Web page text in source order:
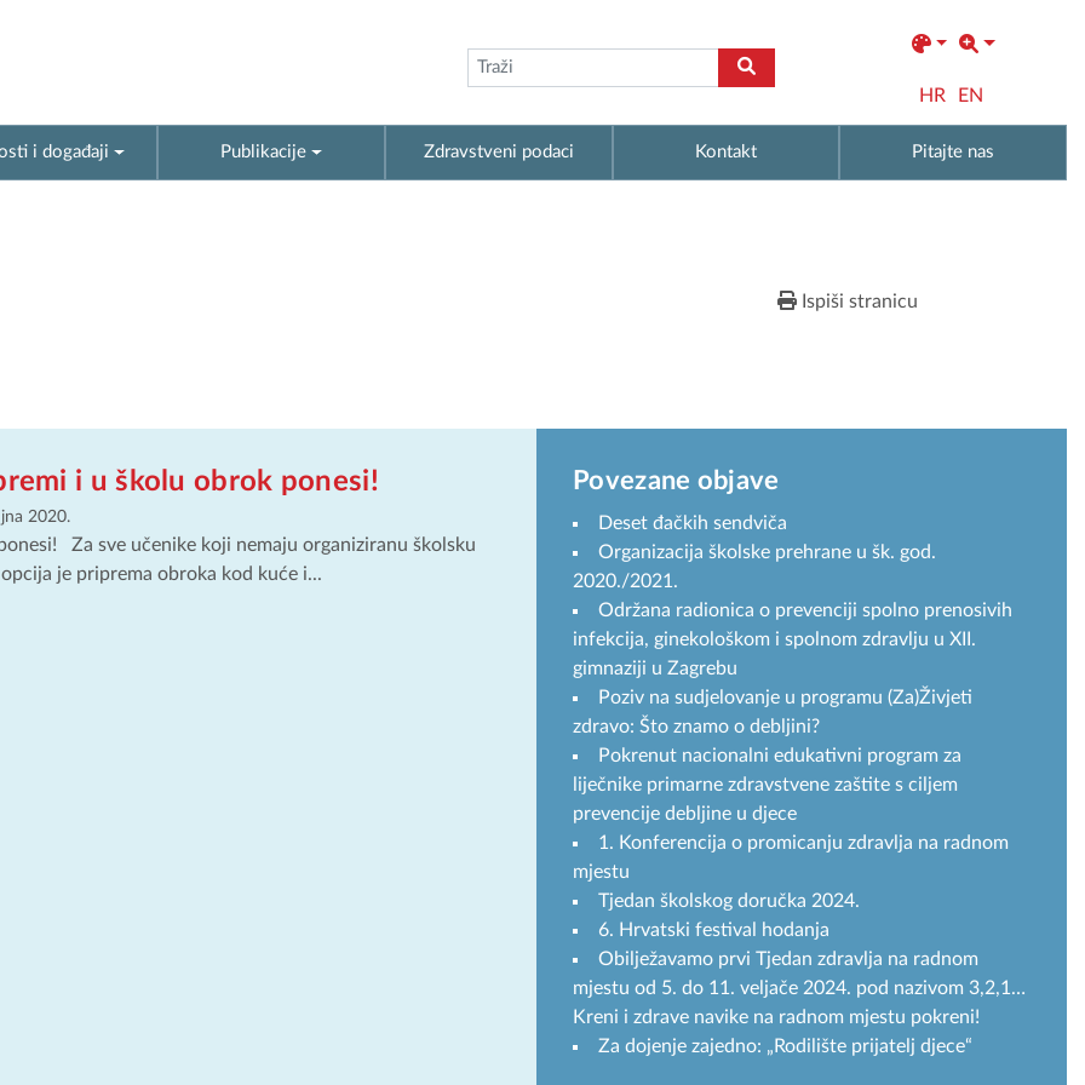
HR EN
i događaji Publikacije Zdravstveni podaci Kontakt Pitajte nas
Ispiši stranicu
i u školu obrok ponesi!
2020.
Za sve učenike koji nemaju organiziranu školsku
je priprema obroka kod kuće i...
Povezane objave
Deset đačkih sendviča
Organizacija školske prehrane u šk. god.
2020./2021.
Održana radionica o prevenciji spolno prenosivih
infekcija, ginekološkom i spolnom zdravlju u XII.
gimnaziji u Zagrebu
Poziv na sudjelovanje u programu (Za)Živjeti
zdravo: Što znamo o debljini?
Pokrenut nacionalni edukativni program za
liječnike primarne zdravstvene zaštite s ciljem
prevencije debljine u djece
1. Konferencija o promicanju zdravlja na radnom
mjestu
Tjedan školskog doručka 2024.
6. Hrvatski festival hodanja
Obilježavamo prvi Tjedan zdravlja na radnom
mjestu od 5. do 11. veljače 2024. pod nazivom 3,2,1…
Kreni i zdrave navike na radnom mjestu pokreni!
Za dojenje zajedno: „Rodilište prijatelj djece“